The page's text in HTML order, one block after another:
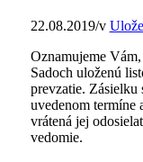
22.08.2019/v
Oznamujeme
Sadoch uloženú
prevzatie.
uvedenom termíne
vrátená jej
vedomie.